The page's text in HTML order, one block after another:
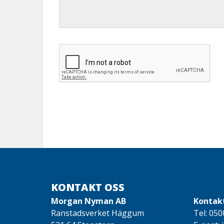
KONTAKT OSS
Morgan Nyman AB
Ranstadsverket Häggum
Tel: